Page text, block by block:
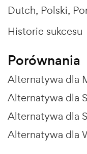
Dutch Polski
Historie sukcesu
Porównania
Alternatywa dla
Alternatywa dla
Alternatywa dla
Alternatywa dla